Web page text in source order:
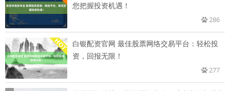
您把握投资机遇！
286
白银配资官网 最佳股票网络交易平台：轻松投
资，回报无限！
277